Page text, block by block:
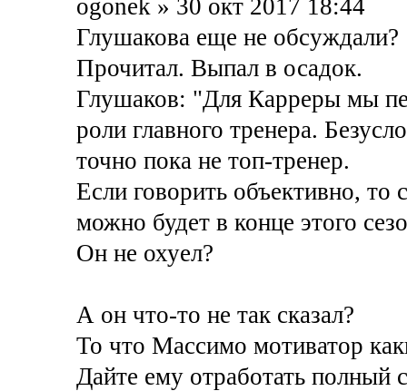
ogonek » 30 окт 2017 18:44
Глушакова еще не обсуждали?
Прочитал. Выпал в осадок.
Глушаков: "Для Карреры мы
роли главного тренера.
точно пока не топ-тренер.
Если говорить объективно, то
можно будет в конце этого
Он не охуел?
А он что-то не так сказал?
То что Массимо мотиватор
Дайте ему отработать полный